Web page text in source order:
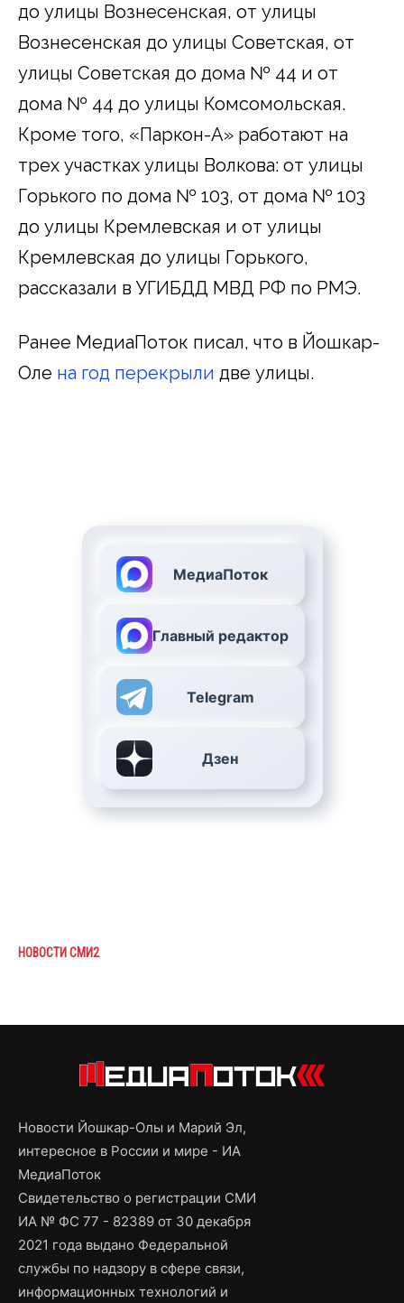
до улицы Вознесенская, от улицы
Вознесенская до улицы Советская, от
улицы Советская до дома № 44 и от
дома № 44 до улицы Комсомольская.
Кроме того, «Паркон-А» работают на
трех участках улицы Волкова: от улицы
Горького по дома № 103, от дома № 103
до улицы Кремлевская и от улицы
Кремлевская до улицы Горького,
рассказали в УГИБДД МВД РФ по РМЭ.
Ранее МедиаПоток писал, что в Йошкар-
Оле на год перекрыли две улицы.
МедиаПоток
Главный редактор
Telegram
Дзен
НОВОСТИ СМИ2
Новости Йошкар-Олы и Марий Эл,
интересное в России и мире - ИА
МедиаПоток
Свидетельство о регистрации СМИ
ИА № ФС 77 - 82389 от 30 декабря
2021 года выдано Федеральной
службы по надзору в сфере связи,
информационных технологий и